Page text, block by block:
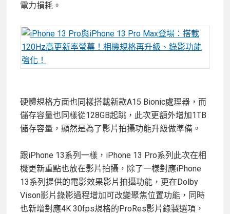
電力損耗。
硬體規格方面也同樣搭載新款A15 Bionic處理器，而
儲存容量也同樣從128GB起跳，此次更額外增加1TB
儲存容量，顯然是為了影片拍攝功能升級做準備。
跟iPhone 13系列一樣，iPhone 13 Pro系列此次在相
機更新重點也放在影片拍攝，除了一樣對應iPhone
13系列提供的電影效果影片拍攝功能，更在Dolby
Vison影片錄影過程增加可改變聚焦位置功能，同時
也新增對應4K 30fps規格的ProRes影片錄製選項，